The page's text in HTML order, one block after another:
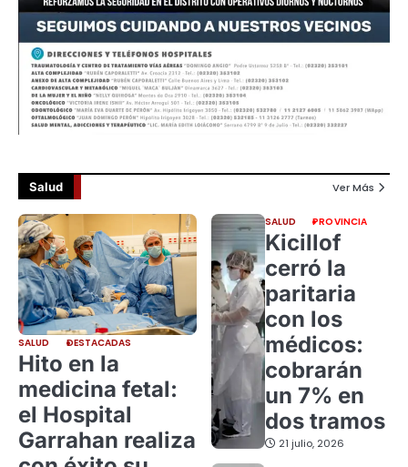
Salud Ver Más
SALUD DESTACADAS
Hito en la
medicina fetal:
el Hospital
Garrahan realiza
SALUD PROVINCIA
Kicillof
cerró la
paritaria
con los
médicos:
cobrarán
un 7% en
dos tramos
21 julio, 2026